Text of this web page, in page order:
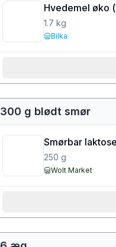
Hvedemel øko (
1.7 kg
Bilka
300 g blødt smør
Smørbar
250 g
Wolt Market